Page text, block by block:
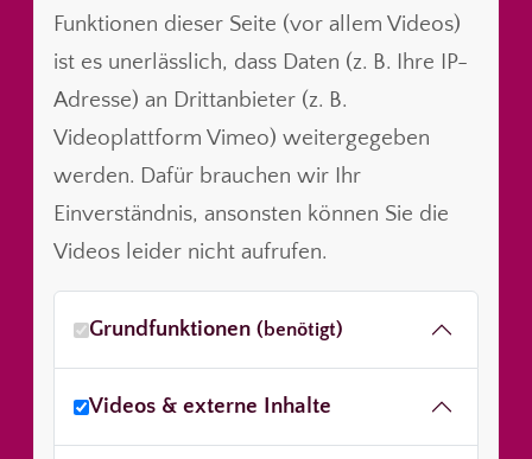
Funktionen dieser Seite (vor allem Videos)
ist es unerlässlich, dass Daten (z. B. Ihre IP-
Adresse) an Drittanbieter (z. B.
Videoplattform Vimeo) weitergegeben
werden. Dafür brauchen wir Ihr
Einverständnis, ansonsten können Sie die
Videos leider nicht aufrufen.
Grundfunktionen (benötigt)
Videos & externe Inhalte